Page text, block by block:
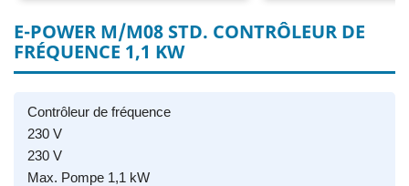
E-POWER M/M08 STD. CONTRÔLEUR DE
FRÉQUENCE 1,1 KW
Contrôleur de fréquence
230 V
230 V
Max. Pompe 1,1 kW